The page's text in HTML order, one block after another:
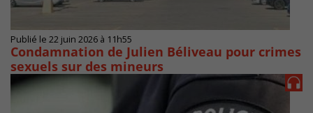
Publié le 22 juin 2026 à 11h55
Condamnation de Julien Béliveau pour crimes
sexuels sur des mineurs